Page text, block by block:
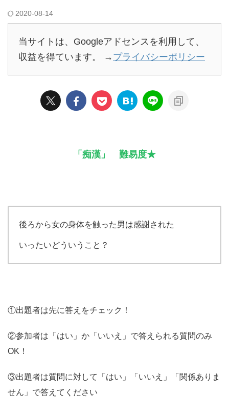
2020-08-14
当サイトは、Googleアドセンスを利用して、
収益を得ています。 → プライバシーポリシー
「痴漢」 難易度★
後ろから女の身体を触った男は感謝された
いったいどういうこと？
①出題者は先に答えをチェック！
②参加者は「はい」か「いいえ」で答えられる質問のみ
OK！
③出題者は質問に対して「はい」「いいえ」「関係ありま
せん」で答えてください